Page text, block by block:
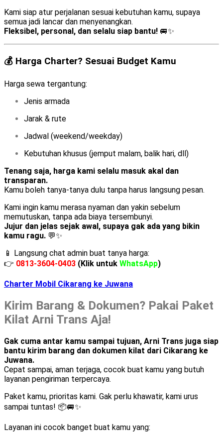
Kami siap atur perjalanan sesuai kebutuhan kamu, supaya
semua jadi lancar dan menyenangkan.
Fleksibel, personal, dan selalu siap bantu! 🚐✨
💰 Harga Charter? Sesuai Budget Kamu
Harga sewa tergantung:
Jenis armada
Jarak & rute
Jadwal (weekend/weekday)
Kebutuhan khusus (jemput malam, balik hari, dll)
Tenang saja, harga kami selalu masuk akal dan
transparan.
Kamu boleh tanya-tanya dulu tanpa harus langsung pesan.
Kami ingin kamu merasa nyaman dan yakin sebelum
memutuskan, tanpa ada biaya tersembunyi.
Jujur dan jelas sejak awal, supaya gak ada yang bikin
kamu ragu. 💬✨
📱 Langsung chat admin buat tanya harga:
👉 0813-3604-0403 (Klik untuk WhatsApp)
Charter Mobil Cikarang ke Juwana
Kirim Barang & Dokumen? Pakai Paket
Kilat Arni Trans Aja!
Gak cuma antar kamu sampai tujuan, Arni Trans juga siap
bantu kirim barang dan dokumen kilat dari Cikarang ke
Juwana.
Cepat sampai, aman terjaga, cocok buat kamu yang butuh
layanan pengiriman terpercaya.
Paket kamu, prioritas kami. Gak perlu khawatir, kami urus
sampai tuntas! 📦🚐✨
Layanan ini cocok banget buat kamu yang: